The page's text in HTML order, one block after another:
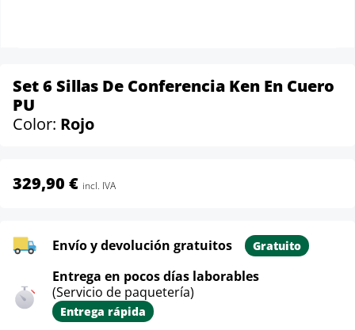
Set 6 Sillas De Conferencia Ken En Cuero
PU
Color: Rojo
329,90 € incl. IVA
Envío y devolución gratuitos Gratuito
Entrega en pocos días laborables
(Servicio de paquetería)
Entrega rápida